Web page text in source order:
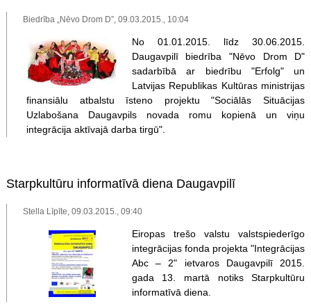
Biedrība „Nēvo Drom D”, 09.03.2015., 10:04
No 01.01.2015. līdz 30.06.2015.
Daugavpilī biedrība "Nēvo Drom D"
sadarbībā ar biedrību "Erfolg" un
Latvijas Republikas Kultūras ministrijas
finansiālu atbalstu īsteno projektu "Sociālās Situācijas
Uzlabošana Daugavpils novada romu kopienā un viņu
integrācija aktīvajā darba tirgū".
Starpkultūru informatīvā diena Daugavpilī
Stella Līpīte, 09.03.2015., 09:40
Eiropas trešo valstu valstspiederīgo
integrācijas fonda projekta "Integrācijas
Abc – 2" ietvaros Daugavpilī 2015.
gada 13. martā notiks Starpkultūru
informatīvā diena.